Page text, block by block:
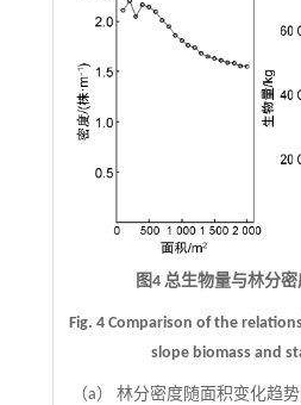
图4 总生物量与林分
Fig. 4 Comparison of the
slope biomass and
（a） 林分密度随面积变化趋